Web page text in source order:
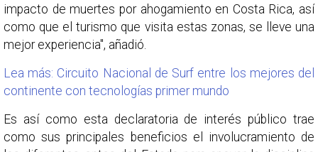
impacto de muertes por ahogamiento en Costa Rica, así
como que el turismo que visita estas zonas, se lleve una
mejor experiencia", añadió.
Lea más: Circuito Nacional de Surf entre los mejores del
continente con tecnologías primer mundo
Es así como esta declaratoria de interés público trae
como sus principales beneficios el involucramiento de